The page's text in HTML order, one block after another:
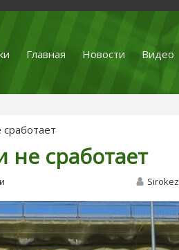
Главная Новости Видео
сработает
Sirokez